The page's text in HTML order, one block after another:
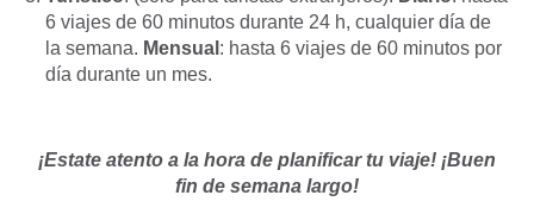
6 viajes de 60 minutos durante 24 h, cualquier día de
la semana. Mensual : hasta 6 viajes de 60 minutos por
día durante un mes.
¡Estate atento a la hora de planificar tu viaje! ¡Buen
fin de semana largo!